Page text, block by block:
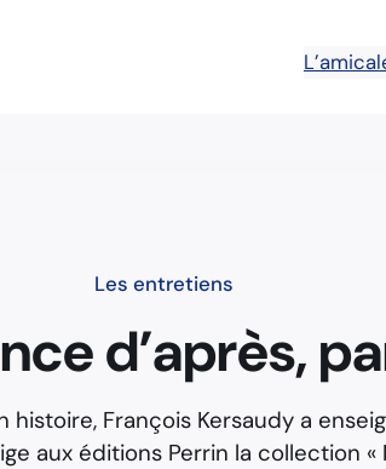
Les entretiens
d’après,
François Kersaudy a
aux éditions Perrin la collection «